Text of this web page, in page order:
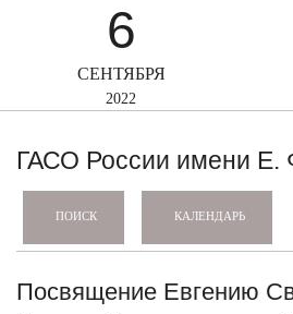
6
СЕНТЯБРЯ
2022
ГАСО России имени Е.
ПОИСК КАЛЕНДАРЬ
Посвящение Евгению